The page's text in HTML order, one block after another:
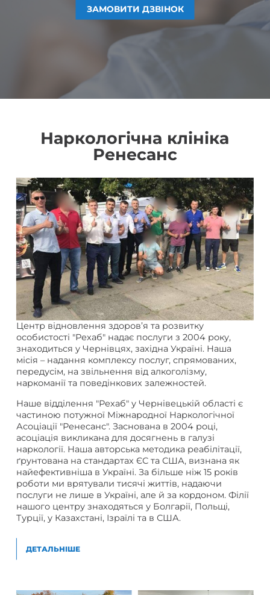
ЗАМОВИТИ ДЗВІНОК
ЗАМОВИТИ ДЗВІНОК
ЗАМОВИТИ ДЗВІНОК
ЗАМОВИТИ ДЗВІНОК
Наркологічна клініка
Ренесанс
Центр відновлення здоров’я та розвитку
особистості "Рехаб" надає послуги з 2004 року,
знаходиться у Чернівцях, західна Україні. Наша
місія – надання комплексу послуг, спрямованих,
передусім, на звільнення від алкоголізму,
наркоманії та поведінкових залежностей.
Наше відділення "Рехаб" у Чернівецькій області є
частиною потужної Міжнародної Наркологічної
Асоціації "Ренесанс". Заснована в 2004 році,
асоціація викликана для досягнень в галузі
наркології. Наша авторська методика реабілітації,
ґрунтована на стандартах ЄС та США, визнана як
найефективніша в Україні. За більше ніж 15 років
роботи ми врятували тисячі життів, надаючи
послуги не лише в Україні, але й за кордоном. Філії
нашого центру знаходяться у Болгарії, Польщі,
Турції, у Казахстані, Ізраїлі та в США.
ДЕТАЛЬНІШЕ